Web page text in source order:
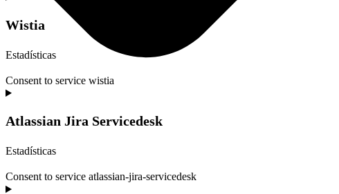
Wistia
Estadísticas
Consent to service wistia
Atlassian Jira Servicedesk
Estadísticas
Consent to service atlassian-jira-servicedesk